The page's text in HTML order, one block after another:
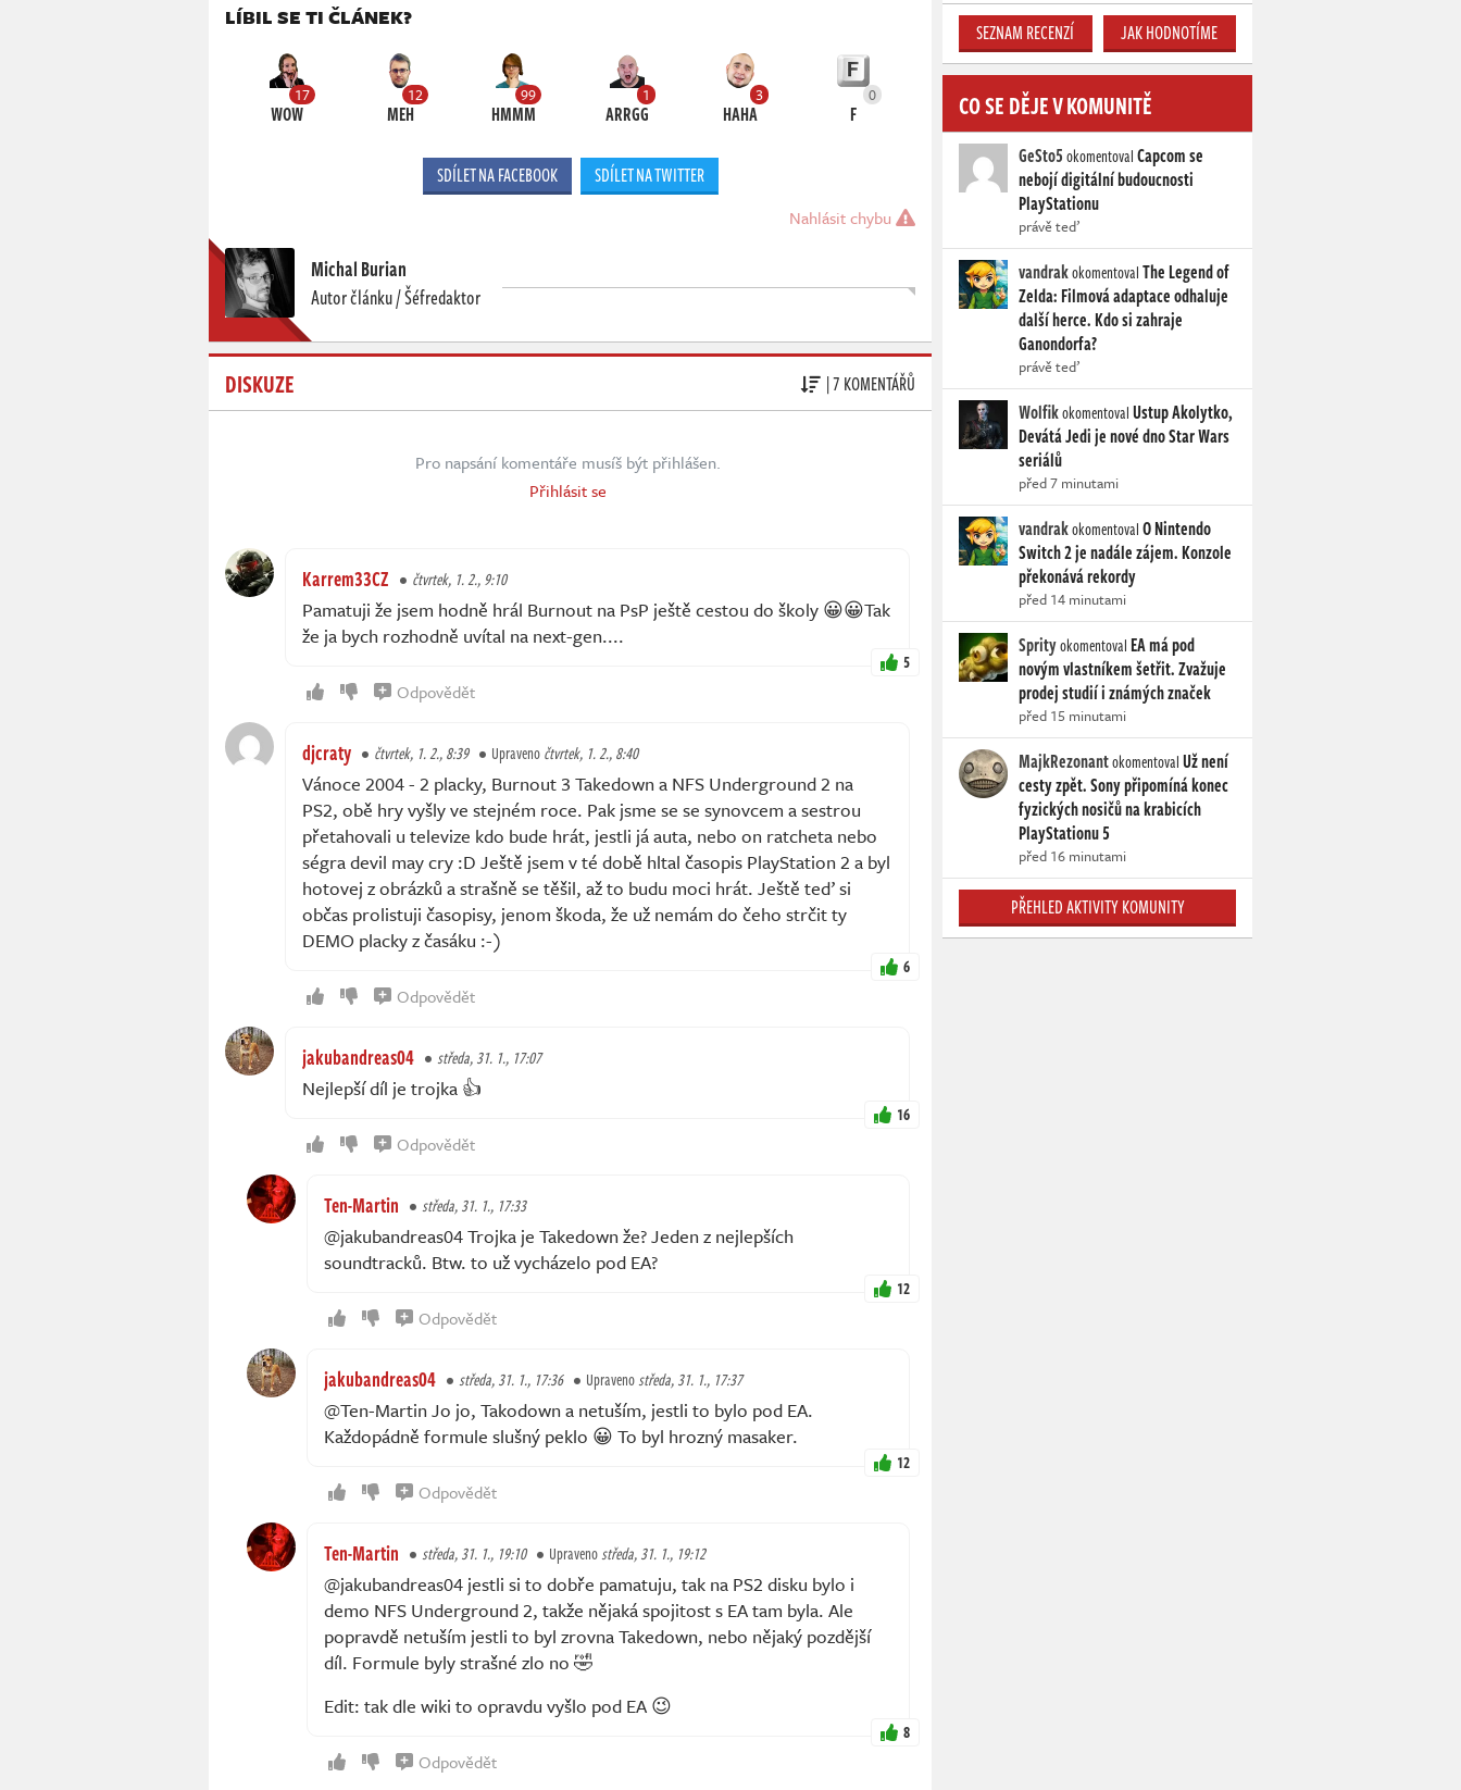
LÍBIL SE TI ČLÁNEK?
17
WOW
12
MEH
99
HMMM
1
ARRGG
3
HAHA
0
F
SDÍLET NA FACEBOOK SDÍLET NA TWITTER
Nahlásit chybu
Michal Burian
Autor článku / Šéfredaktor
DISKUZE | 7 KOMENTÁŘŮ
Pro napsání komentáře musíš být přihlášen.
Přihlásit se
Karrem33CZ čtvrtek, 1. 2., 9:10
Pamatuji že jsem hodně hrál Burnout na PsP ještě cestou do školy 😀😀Tak
že ja bych rozhodně uvítal na next-gen....
5
Odpovědět
djcraty čtvrtek, 1. 2., 8:39 Upravenočtvrtek, 1. 2., 8:40
Vánoce 2004 - 2 placky, Burnout 3 Takedown a NFS Underground 2 na
PS2, obě hry vyšly ve stejném roce. Pak jsme se se synovcem a sestrou
přetahovali u televize kdo bude hrát, jestli já auta, nebo on ratcheta nebo
ségra devil may cry :D Ještě jsem v té době hltal časopis PlayStation 2 a byl
hotovej z obrázků a strašně se těšil, až to budu moci hrát. Ještě teď si
občas prolistuji časopisy, jenom škoda, že už nemám do čeho strčit ty
DEMO placky z časáku :-)
6
Odpovědět
jakubandreas04 středa, 31. 1., 17:07
Nejlepší díl je trojka 👍
16
Odpovědět
Ten-Martin středa, 31. 1., 17:33
@jakubandreas04 Trojka je Takedown že? Jeden z nejlepších
soundtracků. Btw. to už vycházelo pod EA?
12
Odpovědět
jakubandreas04 středa, 31. 1., 17:36 Upravenostředa, 31. 1., 17:37
@Ten-Martin Jo jo, Takodown a netuším, jestli to bylo pod EA.
Každopádně formule slušný peklo 😀 To byl hrozný masaker.
12
Odpovědět
Ten-Martin středa, 31. 1., 19:10 Upravenostředa, 31. 1., 19:12
@jakubandreas04 jestli si to dobře pamatuju, tak na PS2 disku bylo i
demo NFS Underground 2, takže nějaká spojitost s EA tam byla. Ale
popravdě netuším jestli to byl zrovna Takedown, nebo nějaký pozdější
díl. Formule byly strašné zlo no 🤣
Edit: tak dle wiki to opravdu vyšlo pod EA 😉
8
Odpovědět
SEZNAM RECENZÍ JAK HODNOTÍME
CO SE DĚJE V KOMUNITĚ
GeSto5okomentovalCapcom se
nebojí digitální budoucnosti
PlayStationu
právě teď
vandrakokomentovalThe Legend of
Zelda: Filmová adaptace odhaluje
další herce. Kdo si zahraje
Ganondorfa?
právě teď
WolfikokomentovalUstup Akolytko,
Devátá Jedi je nové dno Star Wars
seriálů
před 7 minutami
vandrakokomentovalO Nintendo
Switch 2 je nadále zájem. Konzole
překonává rekordy
před 14 minutami
Sprityokomentoval EA má pod
novým vlastníkem šetřit. Zvažuje
prodej studií i známých značek
před 15 minutami
MajkRezonantokomentovalUž není
cesty zpět. Sony připomíná konec
fyzických nosičů na krabicích
PlayStationu 5
před 16 minutami
PŘEHLED AKTIVITY KOMUNITY